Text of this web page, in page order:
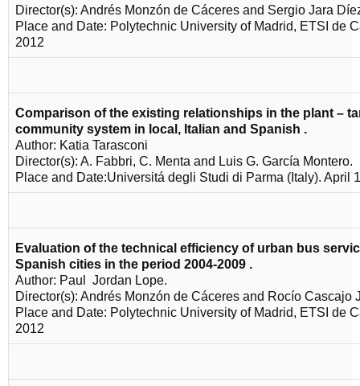
Director(s): Andrés Monzón de Cáceres and Sergio Jara
Place and Date: Polytechnic University of Madrid, ETSI de
2012
Comparison of the existing relationships in the plant –
community system in local, Italian and Spanish .
Author: Katia Tarasconi
Director(s): A. Fabbri, C. Menta and Luis G. García Montero.
Place and Date:Universitá degli Studi di Parma (Italy). April
Evaluation of the technical efficiency of urban bus
Spanish cities in the period 2004-2009 .
Author: Paul
Jordan Lope.
Director(s): Andrés Monzón de Cáceres and Rocío Cascajo
Place and Date: Polytechnic University of Madrid, ETSI de
2012